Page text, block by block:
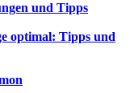
und Tipps
optimal: Tipps und